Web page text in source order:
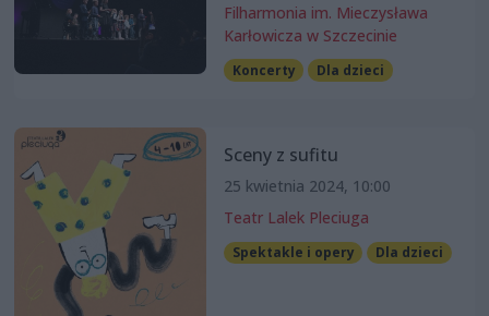
Filharmonia im. Mieczysława
Karłowicza w Szczecinie
Koncerty Dla dzieci
Sceny z sufitu
25 kwietnia 2024, 10:00
Teatr Lalek Pleciuga
Spektakle i opery Dla dzieci